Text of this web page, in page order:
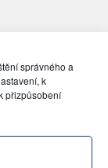
správného a
k
přizpůsobení